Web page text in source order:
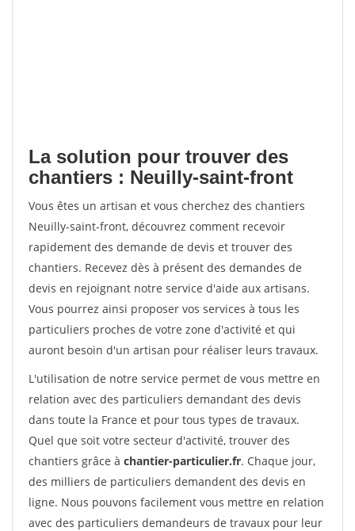
La solution pour trouver des
chantiers : Neuilly-saint-front
Vous êtes un artisan et vous cherchez des chantiers
Neuilly-saint-front, découvrez comment recevoir
rapidement des demande de devis et trouver des
chantiers. Recevez dès à présent des demandes de
devis en rejoignant notre service d'aide aux artisans.
Vous pourrez ainsi proposer vos services à tous les
particuliers proches de votre zone d'activité et qui
auront besoin d'un artisan pour réaliser leurs travaux.
L'utilisation de notre service permet de vous mettre en
relation avec des particuliers demandant des devis
dans toute la France et pour tous types de travaux.
Quel que soit votre secteur d'activité, trouver des
chantiers grâce à chantier-particulier.fr. Chaque jour,
des milliers de particuliers demandent des devis en
ligne. Nous pouvons facilement vous mettre en relation
avec des particuliers demandeurs de travaux pour leur